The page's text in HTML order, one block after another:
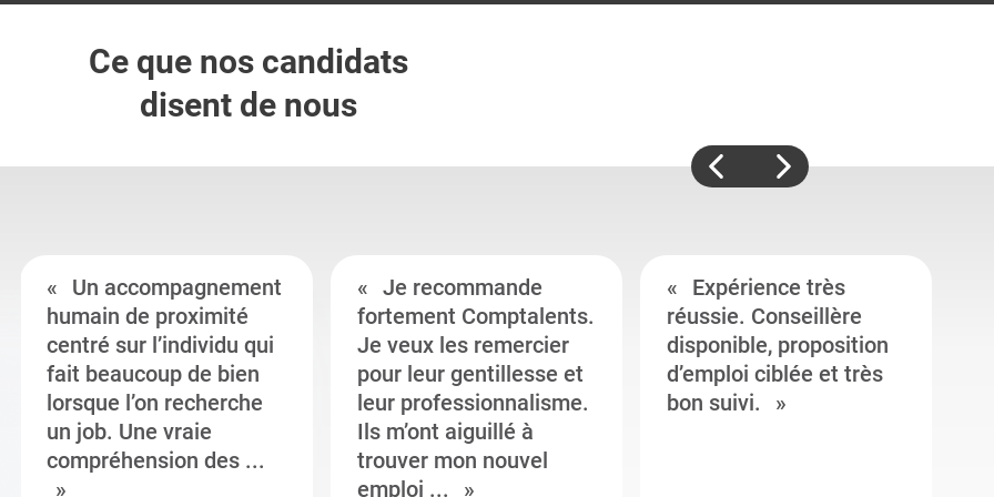
Ce que nos candidats
disent de nous
Un accompagnement
humain de proximité
centré sur l’individu qui
fait beaucoup de bien
lorsque l’on recherche
un job. Une vraie
compréhension des ...
Je recommande
fortement Comptalents.
Je veux les remercier
pour leur gentillesse et
leur professionnalisme.
Ils m’ont aiguillé à
trouver mon nouvel
emploi ...
Expérience très
réussie. Conseillère
disponible, proposition
d’emploi ciblée et très
bon suivi.